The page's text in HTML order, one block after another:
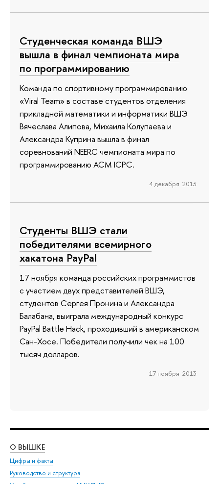
Студенческая команда ВШЭ
вышла в финал чемпионата мира
по программированию
Команда по спортивному программированию
«Viral Team» в составе студентов отделения
прикладной математики и информатики ВШЭ
Вячеслава Алипова, Михаила Колупаева и
Александра Куприна вышла в финал
соревнований NEERC чемпионата мира по
программированию ACM ICPC.
4 декабря 2013
Студенты ВШЭ стали
победителями всемирного
хакатона PayPal
17 ноября команда российских программистов
с участием двух представителей ВШЭ,
студентов Сергея Пронина и Александра
Балабана, выиграла международный конкурс
PayPal Battle Hack, проходивший в американском
Сан-Хосе. Победители получили чек на 100
тысяч долларов.
17 ноября 2013
О ВЫШКЕ
Цифры и факты
Руководство и структура